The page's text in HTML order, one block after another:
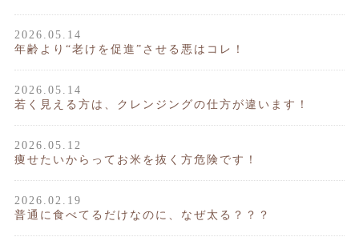
2026.05.14
年齢より“老けを促進”させる悪はコレ！
2026.05.14
若く見える方は、クレンジングの仕方が違います！
2026.05.12
痩せたいからってお米を抜く方危険です！
2026.02.19
普通に食べてるだけなのに、なぜ太る？？？